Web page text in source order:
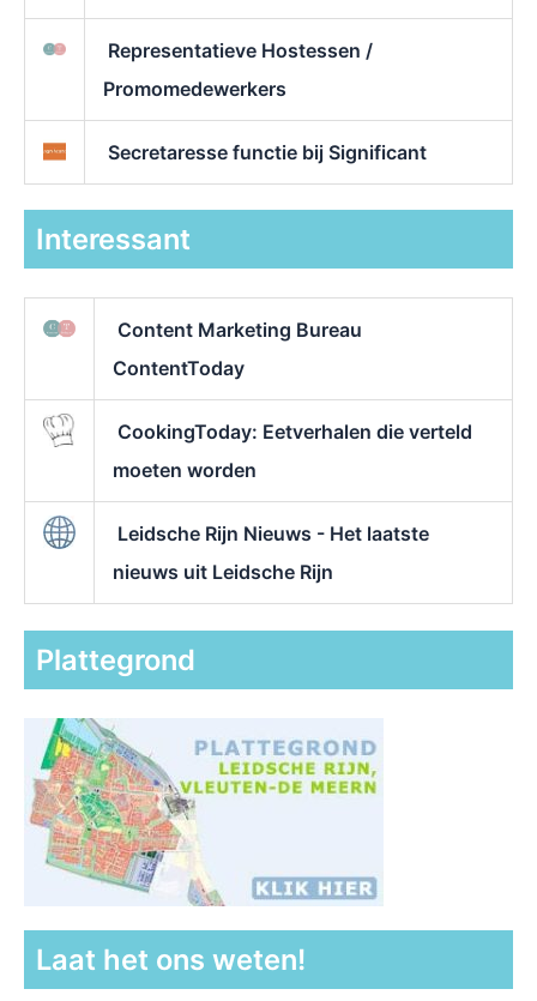
Representatieve Hostessen /
Promomedewerkers
Secretaresse functie bij Significant
Interessant
Content Marketing Bureau
ContentToday
CookingToday: Eetverhalen die verteld
moeten worden
Leidsche Rijn Nieuws - Het laatste
nieuws uit Leidsche Rijn
Plattegrond
Laat het ons weten!